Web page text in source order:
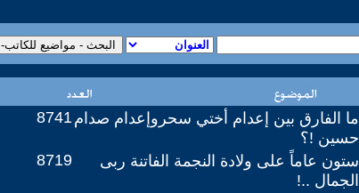
8741ما الفارق بين إعدام أختي سحروإعدام صدام
حسين !؟
8719
ستون عاماً على ولادة النجمة الفاتنة ربى
الجمال ..!